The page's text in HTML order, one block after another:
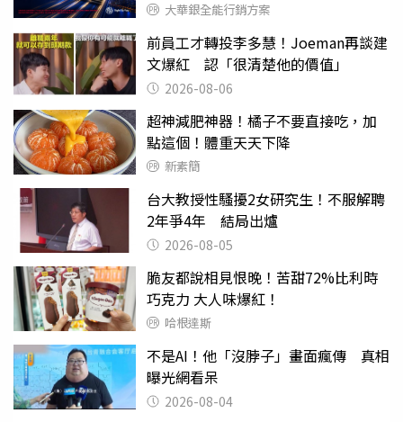
大華銀全能行銷方案
前員工才轉投李多慧！Joeman再談建
文爆紅 認「很清楚他的價值」
2026-08-06
超神減肥神器！橘子不要直接吃，加
點這個！體重天天下降
新素簡
台大教授性騷擾2女研究生！不服解聘
2年爭4年 結局出爐
2026-08-05
脆友都說相見恨晚！苦甜72%比利時
巧克力 大人味爆紅！
哈根達斯
不是AI！他「沒脖子」畫面瘋傳 真相
曝光網看呆
2026-08-04